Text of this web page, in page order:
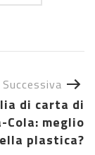
Successiva
di carta di
Cola: meglio
plastica?